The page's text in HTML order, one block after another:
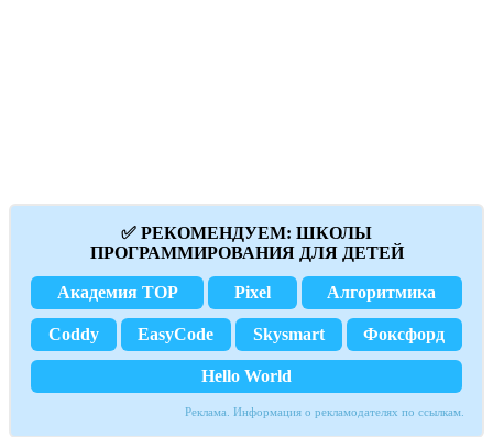
✅ РЕКОМЕНДУЕМ: ШКОЛЫ
ПРОГРАММИРОВАНИЯ ДЛЯ ДЕТЕЙ
Академия TOP Pixel Алгоритмика
Coddy EasyCode Skysmart Фоксфорд
Hello World
Реклама. Информация о рекламодателях по ссылкам.